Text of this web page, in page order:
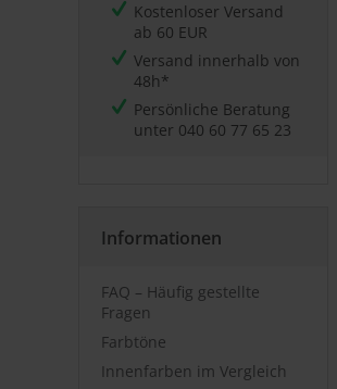
Kostenloser Versand
ab 60 EUR
Versand innerhalb von
48h*
Persönliche Beratung
unter 040 60 77 65 23
Informationen
FAQ – Häufig gestellte
Fragen
Farbtöne
Innenfarben im Vergleich